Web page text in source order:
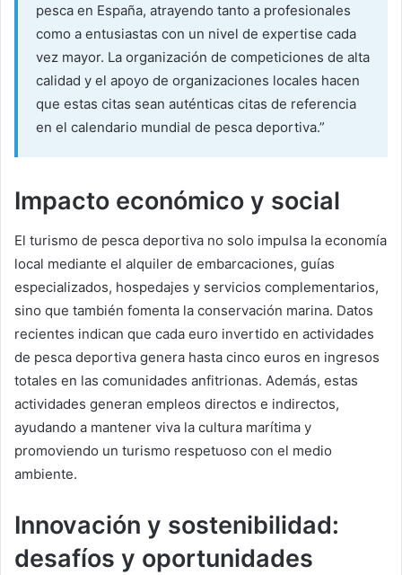
pesca en España, atrayendo tanto a profesionales
como a entusiastas con un nivel de expertise cada
vez mayor. La organización de competiciones de alta
calidad y el apoyo de organizaciones locales hacen
que estas citas sean auténticas citas de referencia
en el calendario mundial de pesca deportiva.”
Impacto económico y social
El turismo de pesca deportiva no solo impulsa la economía
local mediante el alquiler de embarcaciones, guías
especializados, hospedajes y servicios complementarios,
sino que también fomenta la conservación marina. Datos
recientes indican que cada euro invertido en actividades
de pesca deportiva genera hasta cinco euros en ingresos
totales en las comunidades anfitrionas. Además, estas
actividades generan empleos directos e indirectos,
ayudando a mantener viva la cultura marítima y
promoviendo un turismo respetuoso con el medio
ambiente.
Innovación y sostenibilidad:
desafíos y oportunidades